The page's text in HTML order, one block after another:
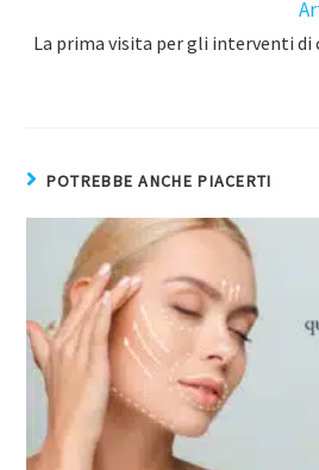
La prima visita per gli interventi di
POTREBBE ANCHE PIACERTI